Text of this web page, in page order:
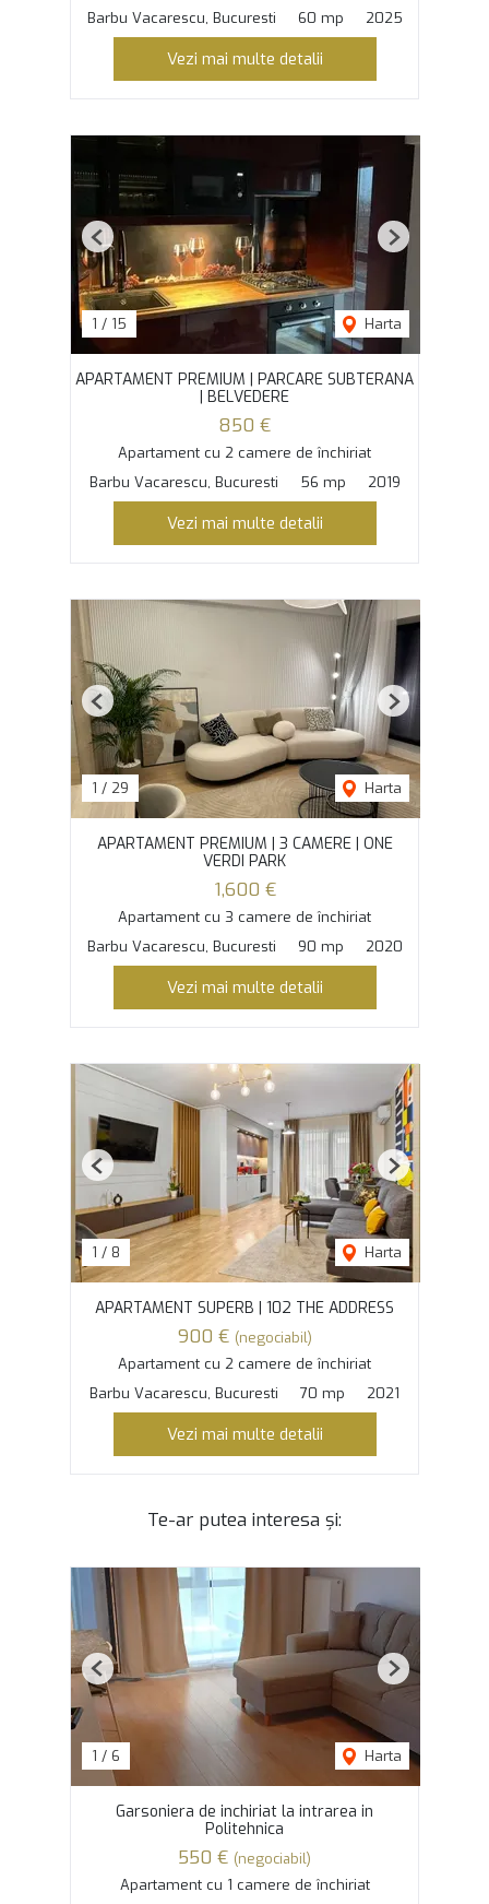
Barbu Vacarescu, Bucuresti
60 mp 2025
Vezi mai multe detalii
1 / 15 Harta
Previous Next
APARTAMENT PREMIUM | PARCARE SUBTERANA
| BELVEDERE
850 €
Apartament cu 2 camere de închiriat
Barbu Vacarescu, Bucuresti
56 mp 2019
Vezi mai multe detalii
1 / 29 Harta
Previous Next
APARTAMENT PREMIUM | 3 CAMERE | ONE
VERDI PARK
1,600 €
Apartament cu 3 camere de închiriat
Barbu Vacarescu, Bucuresti
90 mp 2020
Vezi mai multe detalii
1 / 8 Harta
Previous Next
APARTAMENT SUPERB | 102 THE ADDRESS
900 € (negociabil)
Apartament cu 2 camere de închiriat
Barbu Vacarescu, Bucuresti
70 mp 2021
Vezi mai multe detalii
Te-ar putea interesa și:
1 / 6 Harta
Previous Next
Garsoniera de inchiriat la intrarea in
Politehnica
550 € (negociabil)
Apartament cu 1 camere de închiriat